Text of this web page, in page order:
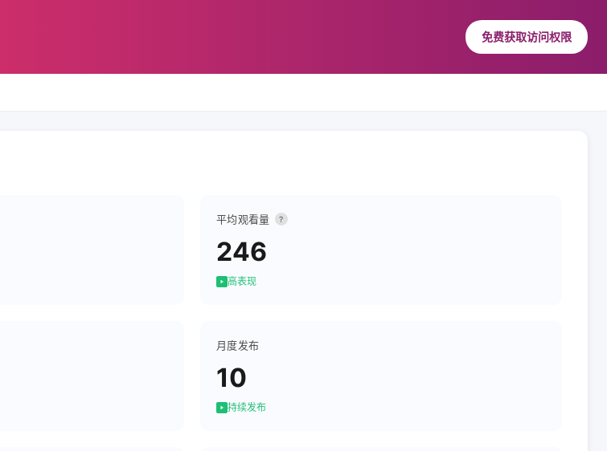
免费获取访问权限
平均观看量 ?
246
高表现
月度发布
10
持续发布